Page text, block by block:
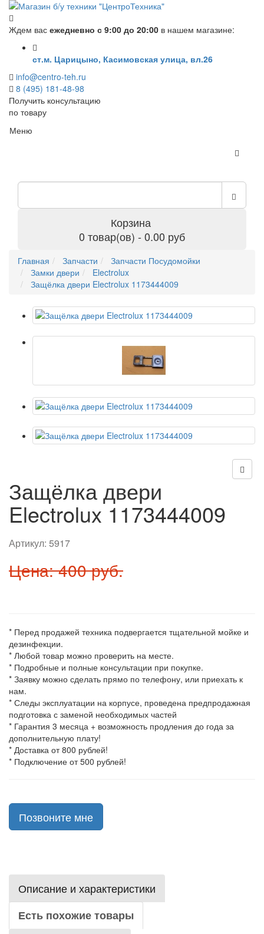
Ждем вас ежедневно с 9:00 до 20:00 в нашем магазине:
ст.м. Царицыно, Касимовская улица, вл.26
info@centro-teh.ru
8 (495) 181-48-98
Получить консультацию
по товару
Меню
Корзина
0 товар(ов) - 0.00 руб
Главная Запчасти
Запчасти Посудомойки
Замки двери
Electrolux
Защёлка двери Electrolux 1173444009
Защёлка двери
Electrolux 1173444009
Артикул: 5917
Цена: 400 руб.
* Перед продажей техника подвергается тщательной мойке и
дезинфекции.
* Любой товар можно проверить на месте.
* Подробные и полные консультации при покупке.
* Заявку можно сделать прямо по телефону, или приехать к
нам.
* Следы эксплуатации на корпусе, проведена предпродажная
подготовка с заменой необходимых частей
* Гарантия 3 месяца + возможность продления до года за
дополнительную плату!
* Доставка от 800 рублей!
* Подключение от 500 рублей!
Позвоните мне
Описание и характеристики
Есть похожие товары